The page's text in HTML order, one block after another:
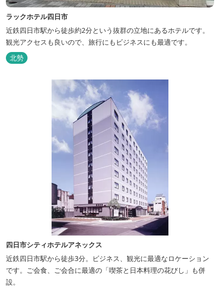
ラックホテル四日市
近鉄四日市駅から徒歩約2分という抜群の立地にあるホテルです。
観光アクセスも良いので、旅行にもビジネスにも最適です。
北勢
四日市シティホテルアネックス
近鉄四日市駅から徒歩3分。ビジネス、観光に最適なロケーション
です。ご会食、ご会合に最適の「喫茶と日本料理の花びし」も併
設。